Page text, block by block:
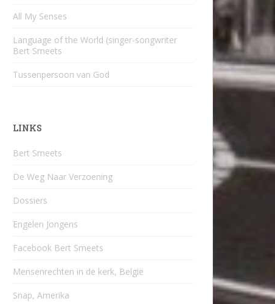
All My Senses
Language of the World (singer-songwriter
Bert Smeets
Tussenpersoon van God
LINKS
Bert Smeets
De Weg Naar Verzoening
Dossiers
Engelen Jongens
Facebook Bert Smeets
Mensenrechten in de kerk, België
Snap, Amerika